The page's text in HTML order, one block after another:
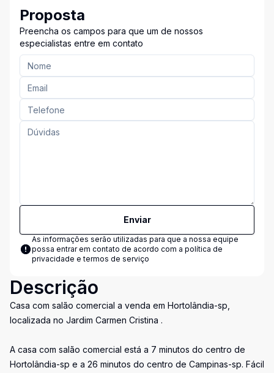
Proposta
Preencha os campos para que um de nossos
especialistas entre em contato
Enviar
As informações serão utilizadas para que a nossa equipe
possa entrar em contato de acordo com a política de
privacidade e termos de serviço
Descrição
Casa com salão comercial a venda em Hortolândia-sp,
localizada no Jardim Carmen Cristina .
A casa com salão comercial está a 7 minutos do centro de
Hortolândia-sp e a 26 minutos do centro de Campinas-sp. Fácil